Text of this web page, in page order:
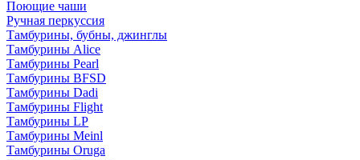
Поющие чаши
Ручная перкуссия
Тамбурины, бубны, джинглы
Тамбурины Alice
Тамбурины Pearl
Тамбурины BFSD
Тамбурины Dadi
Тамбурины Flight
Тамбурины LP
Тамбурины Meinl
Тамбурины Oruga